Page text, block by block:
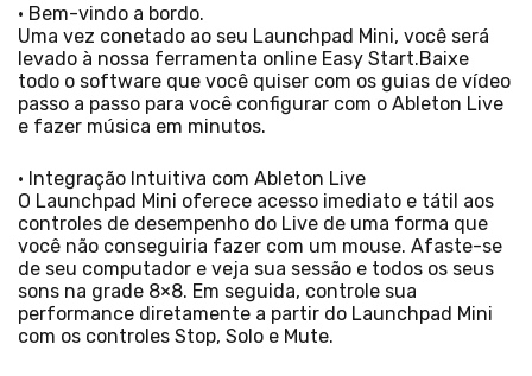
• Bem-vindo a bordo.
Uma vez conetado ao seu Launchpad Mini, você será
levado à nossa ferramenta online Easy Start.Baixe
todo o software que você quiser com os guias de vídeo
passo a passo para você configurar com o Ableton Live
e fazer música em minutos.
• Integração Intuitiva com Ableton Live
O Launchpad Mini oferece acesso imediato e tátil aos
controles de desempenho do Live de uma forma que
você não conseguiria fazer com um mouse. Afaste-se
de seu computador e veja sua sessão e todos os seus
sons na grade 8×8. Em seguida, controle sua
performance diretamente a partir do Launchpad Mini
com os controles Stop, Solo e Mute.